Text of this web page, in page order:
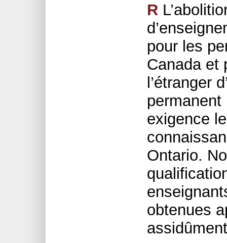
R
pour les
Canada et
l’étranger
exigence
Ontario.
obtenues